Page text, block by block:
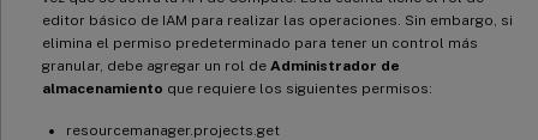
editor básico de IAM para realizar las operaciones. Sin embargo, si
elimina el permiso predeterminado para tener un control más
granular, debe agregar un rol de Administrador de
almacenamiento que requiere los siguientes permisos:
resourcemanager.projects.get